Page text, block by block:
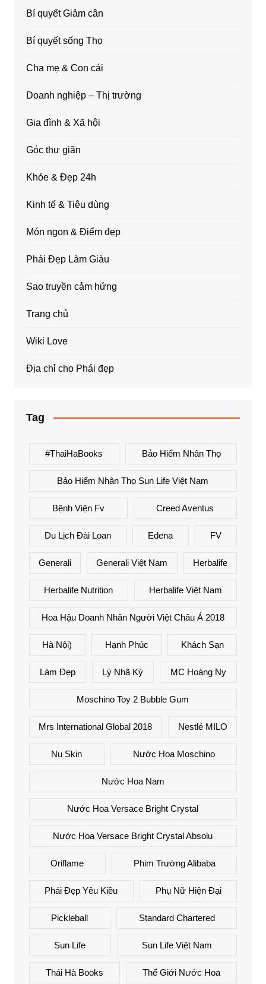
Bí quyết Giảm cân
Bí quyết sống Thọ
Cha mẹ & Con cái
Doanh nghiệp – Thị trường
Gia đình & Xã hội
Góc thư giãn
Khỏe & Đẹp 24h
Kinh tế & Tiêu dùng
Món ngon & Điểm đẹp
Phái Đẹp Làm Giàu
Sao truyền cảm hứng
Trang chủ
Wiki Love
Địa chỉ cho Phái đẹp
Tag
#ThaiHaBooks Bảo Hiểm Nhân Thọ
Bảo Hiểm Nhân Thọ Sun Life Việt Nam
Bệnh Viện Fv Creed Aventus
Du Lịch Đài Loan Edena FV
Generali Generali Việt Nam Herbalife
Herbalife Nutrition Herbalife Việt Nam
Hoa Hậu Doanh Nhân Người Việt Châu Á 2018
Hà Nội) Hạnh Phúc Khách Sạn
Làm Đẹp Lý Nhã Kỳ MC Hoàng Ny
Moschino Toy 2 Bubble Gum
Mrs International Global 2018 Nestlé MILO
Nu Skin Nước Hoa Moschino
Nước Hoa Nam
Nước Hoa Versace Bright Crystal
Nước Hoa Versace Bright Crystal Absolu
Oriflame Phim Trường Alibaba
Phái Đẹp Yêu Kiều Phụ Nữ Hiện Đại
Pickleball Standard Chartered
Sun Life Sun Life Việt Nam
Thái Hà Books Thế Giới Nước Hoa